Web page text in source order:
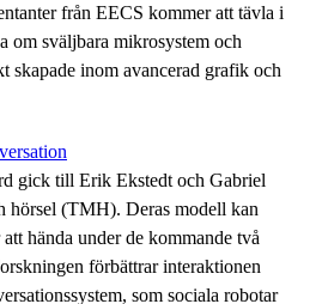
från EECS kommer att tävla i
om sväljbara mikrosystem och
skapade inom avancerad grafik och
gick till Erik Ekstedt och Gabriel
hörsel (TMH). Deras modell kan
hända under de kommande två
förbättrar interaktionen
som sociala robotar